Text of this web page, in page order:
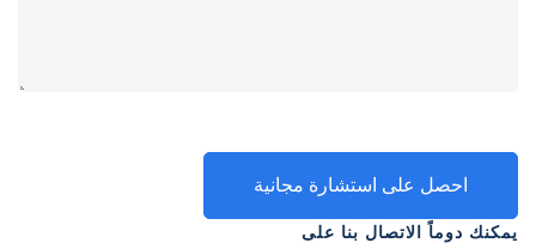
يمكنك دوماً الاتصال بنا على